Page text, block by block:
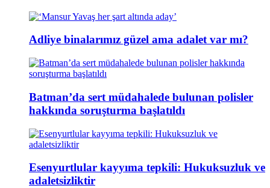
Adliye binalarımız güzel ama adalet var mı?
Batman’da sert müdahalede bulunan polisler
hakkında soruşturma başlatıldı
Esenyurtlular kayyıma tepkili: Hukuksuzluk ve
adaletsizliktir